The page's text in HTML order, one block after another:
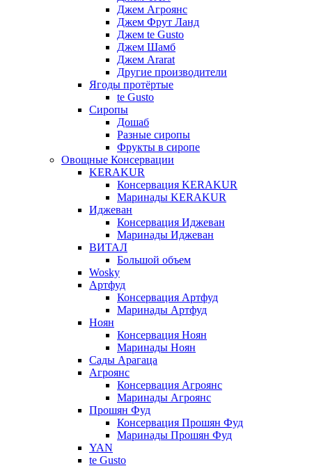
Джем Агроянс
Джем Фрут Ланд
Джем te Gusto
Джем Шамб
Джем Ararat
Другие производители
Ягоды протёртые
te Gusto
Сиропы
Дошаб
Разные сиропы
Фрукты в сиропе
Овощные Консервации
KERAKUR
Консервация KERAKUR
Маринады KERAKUR
Иджеван
Консервация Иджеван
Маринады Иджеван
ВИТАЛ
Большой объем
Wosky
Артфуд
Консервация Артфуд
Маринады Артфуд
Ноян
Консервация Ноян
Маринады Ноян
Сады Арагаца
Агроянс
Консервация Агроянс
Маринады Агроянс
Прошян Фуд
Консервация Прошян Фуд
Маринады Прошян Фуд
YAN
te Gusto